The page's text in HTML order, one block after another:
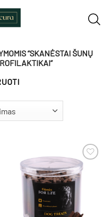
“SKANĖSTAI ŠUNŲ
Pamėgti